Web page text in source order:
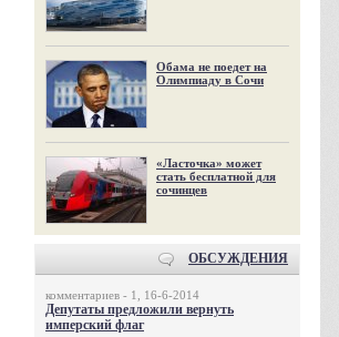
Обама не поедет на
Олимпиаду в Сочи
«Ласточка» может
стать бесплатной для
сочинцев
ОБСУЖДЕНИЯ
комментариев - 1, 16-6-2014
Депутаты предложили вернуть
имперский флаг